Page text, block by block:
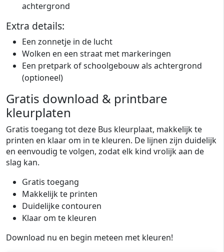
achtergrond
Extra details:
Een zonnetje in de lucht
Wolken en een straat met markeringen
Een pretpark of schoolgebouw als achtergrond
(optioneel)
Gratis download & printbare
kleurplaten
Gratis toegang tot deze Bus kleurplaat, makkelijk te
printen en klaar om in te kleuren. De lijnen zijn duidelijk
en eenvoudig te volgen, zodat elk kind vrolijk aan de
slag kan.
Gratis toegang
Makkelijk te printen
Duidelijke contouren
Klaar om te kleuren
Download nu en begin meteen met kleuren!